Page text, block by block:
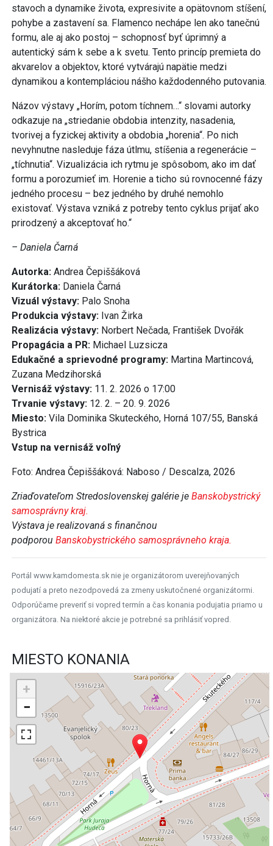
stavoch a dynamike života, expresivite a opätovnom stíšení,
pohybe a zastavení sa. Flamenco nechápe len ako tanečnú
formu, ale aj ako postoj – schopnosť byť úprimný a
autentický sám k sebe a k svetu. Tento princíp premieta do
akvarelov a objektov, ktoré vytvárajú napätie medzi
dynamikou a kontempláciou nášho každodenného putovania.
Názov výstavy „Horím, potom tíchnem…“ slovami autorky
odkazuje na „striedanie obdobia intenzity, nasadenia,
tvorivej a fyzickej aktivity a obdobia „horenia“. Po nich
nevyhnutne nasleduje fáza útlmu, stíšenia a regenerácie –
„tíchnutia“. Vizualizácia ich rytmu je spôsobom, ako im dať
formu a porozumieť im. Horenie a ticho sú rovnocenné fázy
jedného procesu – bez jedného by druhé nemohlo
existovať. Výstava vzniká z potreby tento cyklus prijať ako
prirodzený a akceptovať ho.“
– Daniela Čarná
Autorka: Andrea Čepiššáková
Kurátorka: Daniela Čarná
Vizuál výstavy: Palo Snoha
Produkcia výstavy: Ivan Žirka
Realizácia výstavy: Norbert Nečada, František Dvořák
Propagácia a PR: Michael Luzsicza
Edukačné a sprievodné programy: Martina Martincová,
Zuzana Medzihorská
Vernisáž výstavy: 11. 2. 2026 o 17:00
Trvanie výstavy: 12. 2. – 20. 9. 2026
Miesto: Vila Dominika Skuteckého, Horná 107/55, Banská
Bystrica
Vstup na vernisáž voľný
Foto: Andrea Čepiššáková: Naboso / Descalza, 2026
Zriaďovateľom Stredoslovenskej galérie je Banskobystrický
samosprávny kraj.
Výstava je realizovaná s finančnou
podporou Banskobystrického samosprávneho kraja.
Portál www.kamdomesta.sk nie je organizátorom uverejňovaných
podujatí a preto nezodpovedá za zmeny uskutočnené organizátormi.
Odporúčame preveriť si vopred termín a čas konania podujatia priamo u
organizátora. Na niektoré akcie je potrebné sa prihlásiť vopred.
MIESTO KONANIA
+
−